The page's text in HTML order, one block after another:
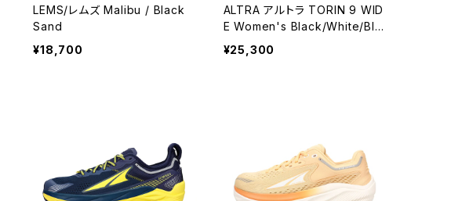
LEMS/レムズ Malibu / Black
Sand
¥18,700
ALTRA アルトラ TORIN 9 WID
E Women's Black/White/Bla
ck
¥25,300